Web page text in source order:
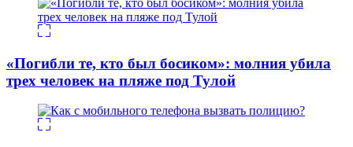
«Погибли те, кто был босиком»: молния убила
трех человек на пляже под Тулой